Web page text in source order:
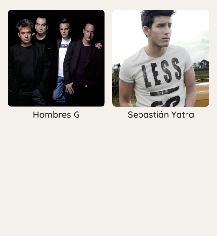
Hombres G Sebastián Yatra